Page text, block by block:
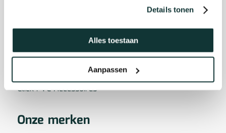
Details tonen
Alles toestaan
Aanpassen
Onze vloeren
Click PVC Beton / Steen
Click PVC Houtstroken
Click PVC Accessoires
Onze merken